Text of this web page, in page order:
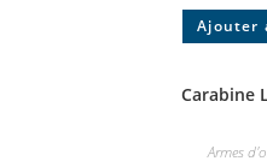
Ajouter
Carabine
Armes